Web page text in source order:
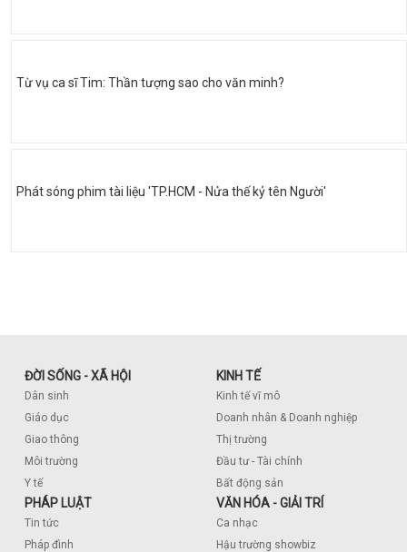
Từ vụ ca sĩ Tim: Thần tượng sao cho văn minh?
Phát sóng phim tài liệu 'TP.HCM - Nửa thế kỷ tên Người'
ĐỜI SỐNG - XÃ HỘI
Dân sinh
Giáo dục
Giao thông
Môi trường
Y tế
KINH TẾ
Kinh tế vĩ mô
Doanh nhân & Doanh nghiệp
Thị trường
Đầu tư - Tài chính
Bất động sản
PHÁP LUẬT
Tin tức
Pháp đình
VĂN HÓA - GIẢI TRÍ
Ca nhạc
Hậu trường showbiz